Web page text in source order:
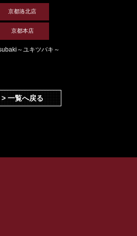
京都洛北店
京都本店
～ユキツバキ～
> 一覧へ戻る